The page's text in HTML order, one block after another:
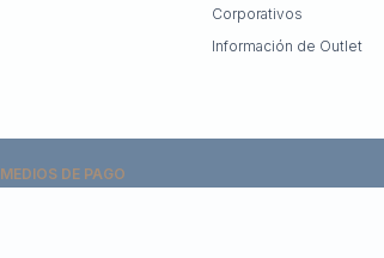
Corporativos
Información de Outlet
MEDIOS DE PAGO